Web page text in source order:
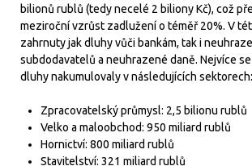
bilionů rublů (tedy necelé 2 biliony Kč), což
meziroční vzrůst zadlužení o téměř 20%. V
zahrnuty jak dluhy vůči bankám, tak i
subdodavatelů a neuhrazené daně. Nejvíce
dluhy nakumulovaly v následujících sektorech:
Zpracovatelský průmysl: 2,5 bilionu rublů
Velko a maloobchod: 950 miliard rublů
Hornictví: 800 miliard rublů
Stavitelství: 321 miliard rublů